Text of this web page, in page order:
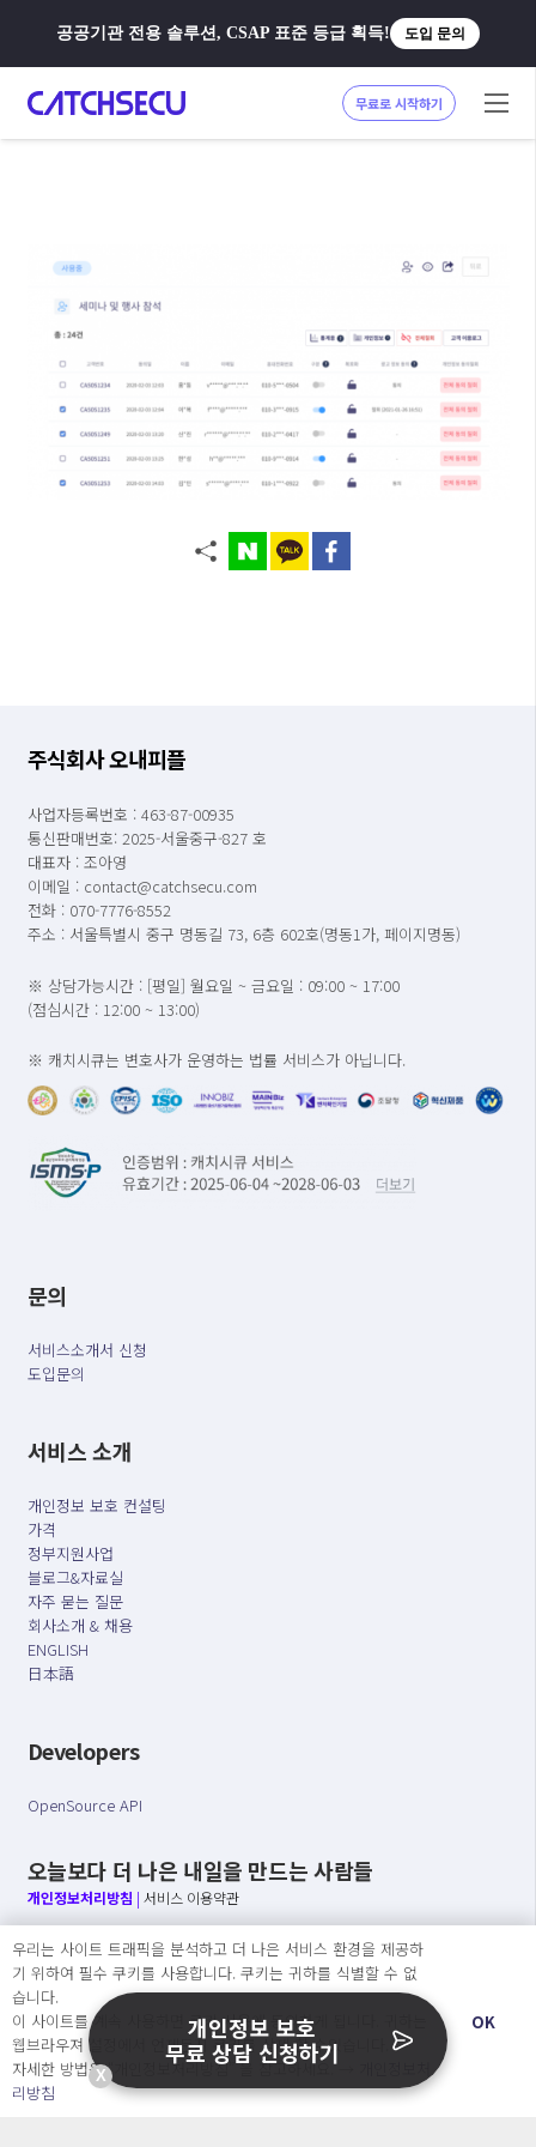
공공기관 전용 솔루션, CSAP 표준 등급 획득! 도입 문의
무료로 시작하기
주식회사 오내피플
사업자등록번호 : 463-87-00935
통신판매번호: 2025-서울중구-827 호
대표자 : 조아영
이메일 : contact@catchsecu.com
전화 : 070-7776-8552
주소 : 서울특별시 중구 명동길 73, 6층 602호(명동1가, 페이지명동)
※ 상담가능시간 : [평일] 월요일 ~ 금요일 : 09:00 ~ 17:00
(점심시간 : 12:00 ~ 13:00)
※ 캐치시큐는 변호사가 운영하는 법률 서비스가 아닙니다.
문의
서비스소개서 신청
도입문의
서비스 소개
개인정보 보호 컨설팅
가격
정부지원사업
블로그&자료실
자주 묻는 질문
회사소개 & 채용
ENGLISH
日本語
Developers
OpenSource API
오늘보다 더 나은 내일을 만드는 사람들
개인정보처리방침 | 서비스 이용약관
○ 개인정보보호 컴플라이언스를 선도하겠습니다.
○ 정보주체의 권리를 보장하겠습니다.
○ 기업의 개인정보보호를 위한 효율적 관리를 보장하겠습니다.
Copyright Ⓒ
2026 O.NE PEOPLE Co., Ltd. All rights reserved.
우리는 사이트 트래픽을 분석하고 더 나은 서비스 환경을 제공하
기 위하여 필수 쿠키를 사용합니다. 쿠키는 귀하를 식별할 수 없
습니다.
이 사이트를 계속 사용하면 쿠키 사용에 동의하게 됩니다. 귀하는
웹브라우져 설정에서 언제든지 쿠키를 삭제 할 수있습니다.
자세한 방법은 “개인정보처리방침” 을 참고하세요. →
리방침
OK
X
개인정보 보호
무료 상담 신청하기